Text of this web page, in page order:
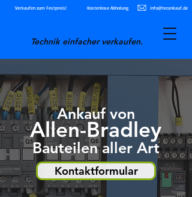
Technik einfacher verkaufen.
Verkaufen zum Festpreis! Kostenlose Abholung info@tecankauf.de
Ankauf von
Allen-Bradley
Bauteilen aller Art
Kontaktformular